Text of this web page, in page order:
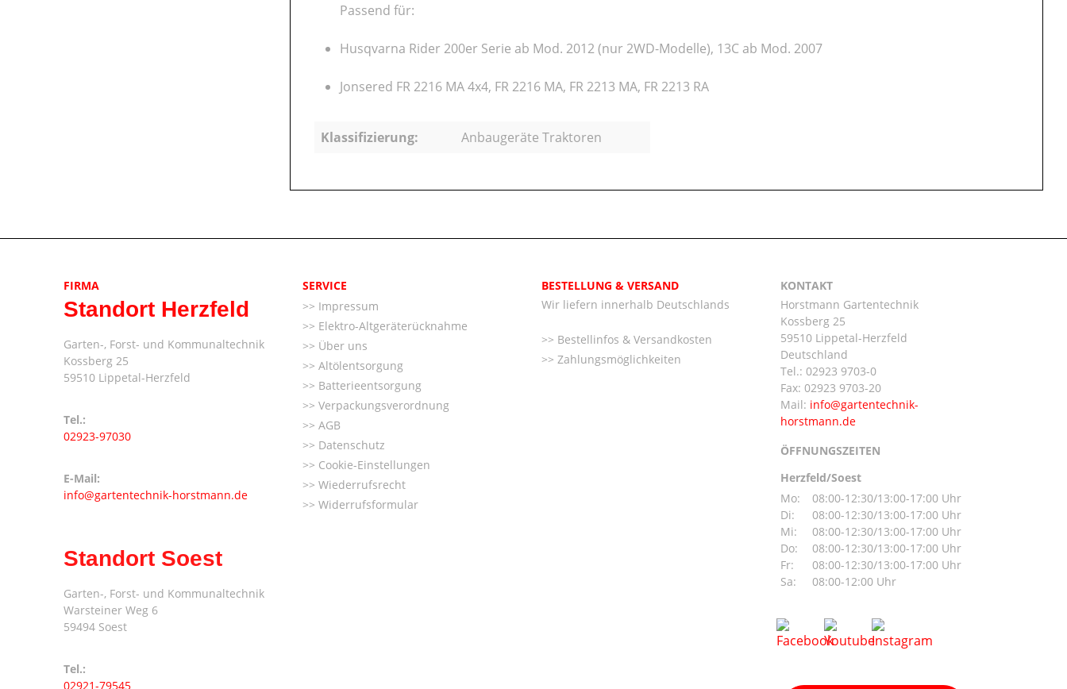
Passend für:
Husqvarna Rider 200er Serie ab Mod. 2012 (nur 2WD-Modelle), 13C ab Mod. 2007
Jonsered FR 2216 MA 4x4, FR 2216 MA, FR 2213 MA, FR 2213 RA
Klassifizierung: Anbaugeräte Traktoren
FIRMA
Standort Herzfeld
Garten-, Forst- und Kommunaltechnik
Kossberg 25
59510 Lippetal-Herzfeld
Tel.:
02923-97030
E-Mail:
info@gartentechnik-horstmann.de
Standort Soest
Garten-, Forst- und Kommunaltechnik
Warsteiner Weg 6
59494 Soest
Tel.:
02921-79545
SERVICE
Impressum
Elektro-Altgeräterücknahme
Über uns
Altölentsorgung
Batterieentsorgung
Verpackungsverordnung
AGB
Datenschutz
Cookie-Einstellungen
Wiederrufsrecht
Widerrufsformular
BESTELLUNG & VERSAND
Wir liefern innerhalb Deutschlands
Bestellinfos & Versandkosten
Zahlungsmöglichkeiten
KONTAKT
Horstmann Gartentechnik
Kossberg 25
59510 Lippetal-Herzfeld
Deutschland
Tel.: 02923 9703-0
Fax: 02923 9703-20
Mail:
ÖFFNUNGSZEITEN
Herzfeld/Soest
Mo:
08:00-12:30/13:00-17:00 Uhr
Di:
08:00-12:30/13:00-17:00 Uhr
Mi:
08:00-12:30/13:00-17:00 Uhr
Do:
08:00-12:30/13:00-17:00 Uhr
Fr:
08:00-12:30/13:00-17:00 Uhr
Sa:
08:00-12:00 Uhr